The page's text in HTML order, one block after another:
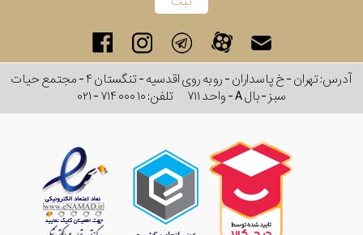
آدرس: تهران - خ پاسداران - رو به روی اقدسیه - تنگستان ۴ - مجتمع حیات
سبز - بال A - واحد ۷۱۱
تلفن:۰۲۱ - ۷۱۴ ۰۰۰ ۱۰